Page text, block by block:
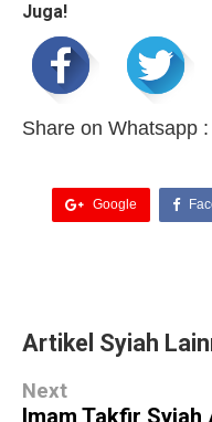
Juga!
Share on Whatsapp :
Google
Artikel Syiah
Next